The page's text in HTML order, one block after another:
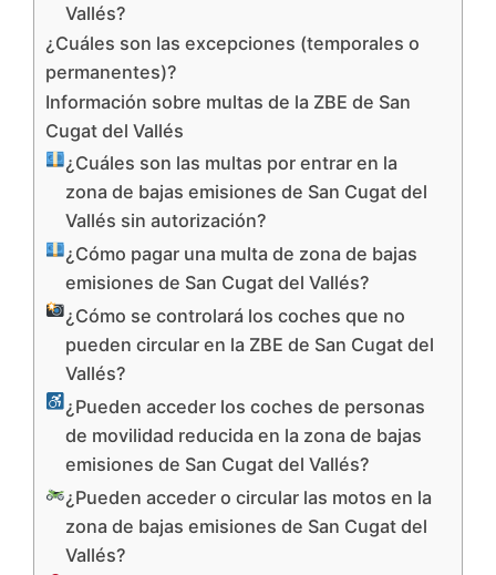
Vallés?
¿Cuáles son las excepciones (temporales o
permanentes)?
Información sobre multas de la ZBE de San
Cugat del Vallés
¿Cuáles son las multas por entrar en la
zona de bajas emisiones de San Cugat del
Vallés sin autorización?
¿Cómo pagar una multa de zona de bajas
emisiones de San Cugat del Vallés?
¿Cómo se controlará los coches que no
pueden circular en la ZBE de San Cugat del
Vallés?
¿Pueden acceder los coches de personas
de movilidad reducida en la zona de bajas
emisiones de San Cugat del Vallés?
¿Pueden acceder o circular las motos en la
zona de bajas emisiones de San Cugat del
Vallés?